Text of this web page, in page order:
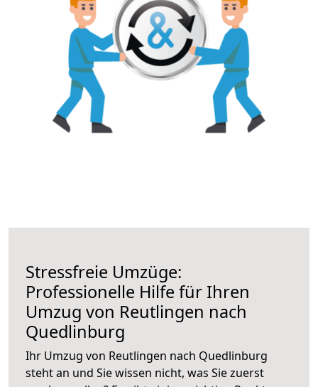
Stressfreie Umzüge:
Professionelle Hilfe für Ihren
Umzug von Reutlingen nach
Quedlinburg
Ihr Umzug von Reutlingen nach Quedlinburg
steht an und Sie wissen nicht, was Sie zuerst